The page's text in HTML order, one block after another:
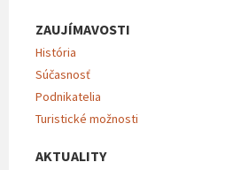
ZAUJÍMAVOSTI
História
Súčasnosť
Podnikatelia
Turistické možnosti
AKTUALITY